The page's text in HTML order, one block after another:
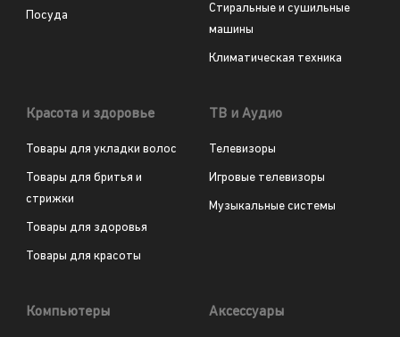
Посуда
Стиральные и сушильные
машины
Климатическая техника
Красота и здоровье
Товары для укладки волос
Товары для бритья и
стрижки
Товары для здоровья
Товары для красоты
ТВ и Аудио
Телевизоры
Игровые телевизоры
Музыкальные системы
Компьютеры Аксессуары